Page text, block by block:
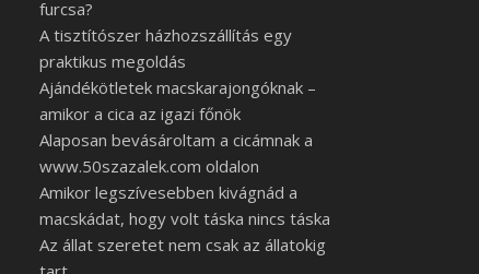
furcsa?
A tisztítószer házhozszállítás egy
praktikus megoldás
Ajándékötletek macskarajongóknak –
amikor a cica az igazi főnök
Alaposan bevásároltam a cicámnak a
www.50szazalek.com oldalon
Amikor legszívesebben kivágnád a
macskádat, hogy volt táska nincs táska
Az állat szeretet nem csak az állatokig